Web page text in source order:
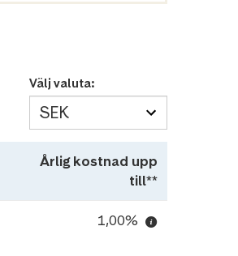
Välj valuta:
Årlig kostnad upp
till**
1,00%